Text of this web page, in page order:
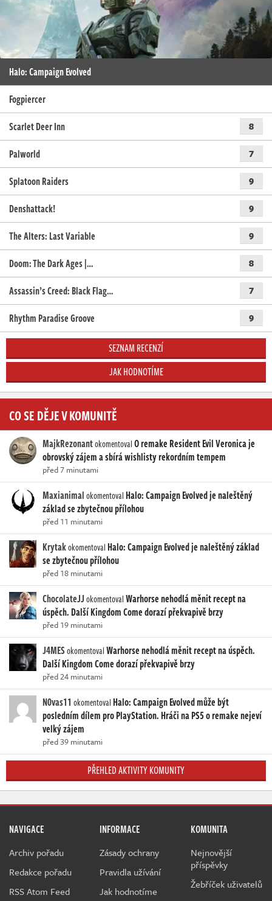
Halo: Campaign Evolved
Fogpiercer
Scarlet Deer Inn
8
Palworld 7
Splatoon Raiders 9
Denshattack! 9
The Alters: Last Variable 9
Doom: The Dark Ages |… 8
Assassin’s Creed: Black Flag… 7
Rhythm Paradise Groove 9
SEZNAM RECENZÍ
JAK HODNOTÍME
CO SE DĚJE V KOMUNITĚ
MajkRezonantokomentovalO remake Resident Evil Veronica je
obrovský zájem a sbírá wishlisty rekordním tempem
před 7 minutami
Maxianimalokomentoval Halo: Campaign Evolved je naleštěný
základ se zbytečnou přílohou
před 11 minutami
Krytakokomentoval Halo: Campaign Evolved je naleštěný základ
se zbytečnou přílohou
před 18 minutami
ChocolateJJokomentovalWarhorse nehodlá měnit recept na
úspěch. Další Kingdom Come dorazí překvapivě brzy
před 19 minutami
J4MESokomentovalWarhorse nehodlá měnit recept na úspěch.
Další Kingdom Come dorazí překvapivě brzy
před 24 minutami
N0vas11 okomentoval Halo: Campaign Evolved může být
posledním dílem pro PlayStation. Hráči na PS5 o remake nejeví
velký zájem
před 39 minutami
PŘEHLED AKTIVITY KOMUNITY
NAVIGACE
Archiv pořadu
Redakce pořadu
RSS Atom Feed
INFORMACE
Zásady ochrany
Pravidla užívání
Jak hodnotíme
KOMUNITA
Nejnovější
příspěvky
Žebříček uživatelů